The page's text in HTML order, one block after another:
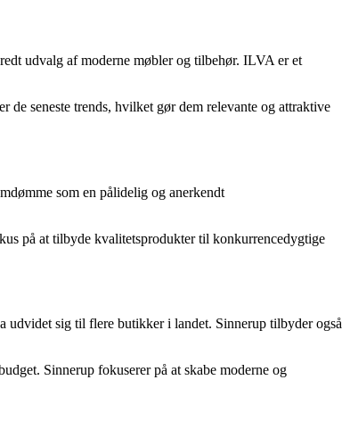
udvalg af moderne møbler og tilbehør. ILVA er et
seneste trends, hvilket gør dem relevante og attraktive
som en pålidelig og anerkendt
på at tilbyde kvalitetsprodukter til konkurrencedygtige
udvidet sig til flere butikker i landet. Sinnerup tilbyder også
Sinnerup fokuserer på at skabe moderne og